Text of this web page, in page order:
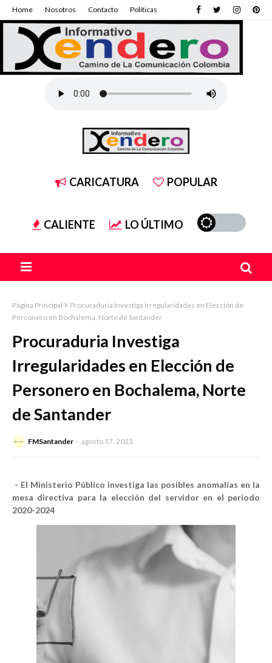
Home Nosotros Contacto Políticas
CARICATURA POPULAR
CALIENTE LO ÚLTIMO
Página Principal
Procuraduria Investiga Irregularidades en Elección de
Personero en Bochalema, Norte de Santander
Procuraduria Investiga
Irregularidades en Elección de
Personero en Bochalema, Norte
de Santander
FMSantander agosto 17, 2023
- El Ministerio Público investiga las posibles anomalías en la
mesa directiva para la elección del servidor en el periodo
2020-2024